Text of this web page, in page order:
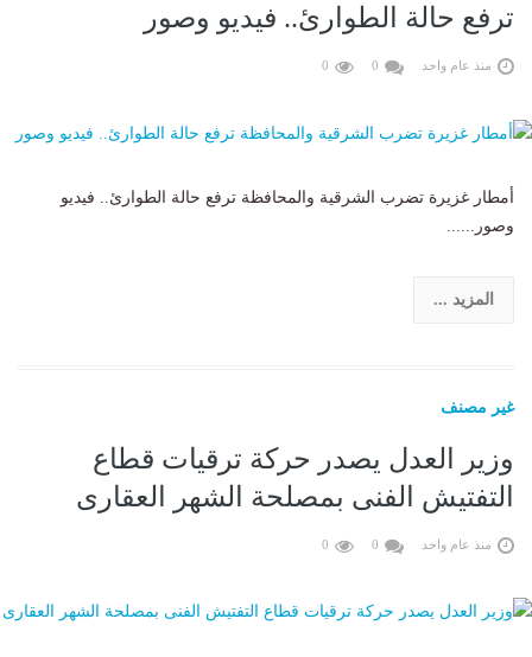
ترفع حالة الطوارئ.. فيديو وصور
منذ عام واحد 0
0
أمطار غزيرة تضرب الشرقية والمحافظة ترفع حالة الطوارئ.. فيديو
وصور......
المزيد ...
غير مصنف
وزير العدل يصدر حركة ترقيات قطاع
التفتيش الفنى بمصلحة الشهر العقارى
منذ عام واحد 0
0